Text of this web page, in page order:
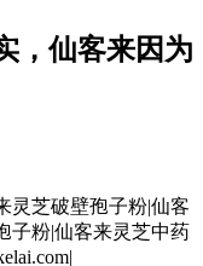
，仙客来因为